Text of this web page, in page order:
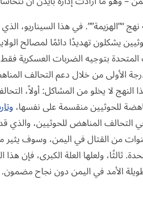
“”الهزيمة””. في هذا السيناريو، الذي
يشكلون تهديدًا دائمًا لمصالح
المتحدة بتوجيه الضربات العسكرية
الأولى من خلال دعم التحالف
لا يخلو من المشاكل: أولاً،
للحوثيين منقسمة على نفسها،
المناهض للحوثيين، والذي
سنوات من القتال في اليمن، وسوف
ثالثًا، ولعلها العلة الكبرى، فإن
الأمد في اليمن دون نجاح